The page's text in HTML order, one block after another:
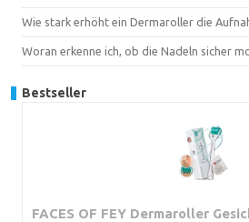
Wie stark erhöht ein Dermaroller die
Woran erkenne ich, ob die Nadeln sicher
Bestseller
FACES OF FEY Dermaroller